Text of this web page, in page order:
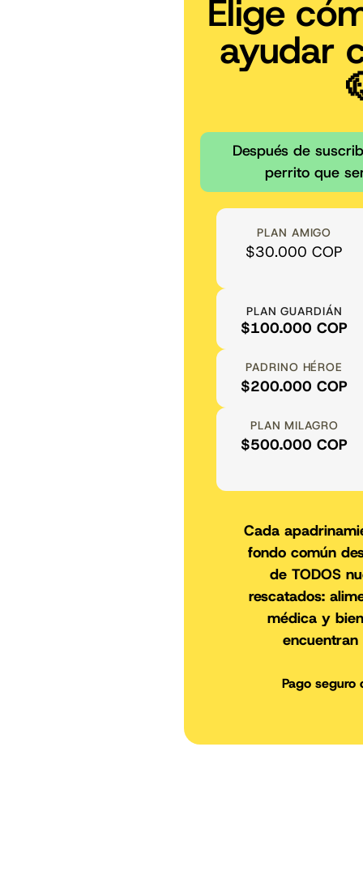
Elige
ayudar
Después de
perrito que
PLAN AMIGO
$30.000 COP
PLAN GUARDIÁN
$100.000 COP
PADRINO HÉROE
$200.000 COP
PLAN MILAGRO
$500.000 COP
Cada
fondo común
de TODOS
rescatados:
médica y
Pago seguro